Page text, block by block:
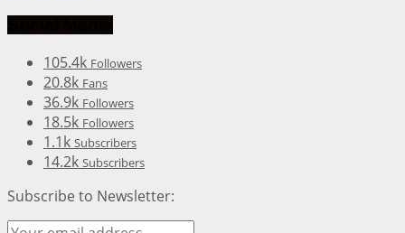
105.4k Followers
20.8k Fans
36.9k Followers
18.5k Followers
1.1k Subscribers
14.2k Subscribers
Subscribe to Newsletter: